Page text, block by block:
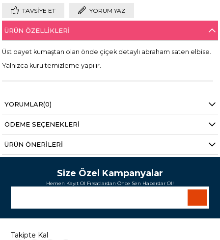
TAVSIYE ET YORUM YAZ
ÜRÜN ÖZELLIKLERI
Üst payet kumaştan olan önde çiçek detaylı abraham saten elbise.
Yalnızca kuru temizleme yapılır.
YORUMLAR(0)
ÖDEME SEÇENEKLERI
ÜRÜN ÖNERILERI
Size Özel Kampanyalar
Hemen Kayıt Ol Fırsatlardan Önce Sen Haberdar Ol!
Takipte Kal